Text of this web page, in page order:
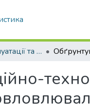
Кафедра Експлуатації та технічного сервісу машин